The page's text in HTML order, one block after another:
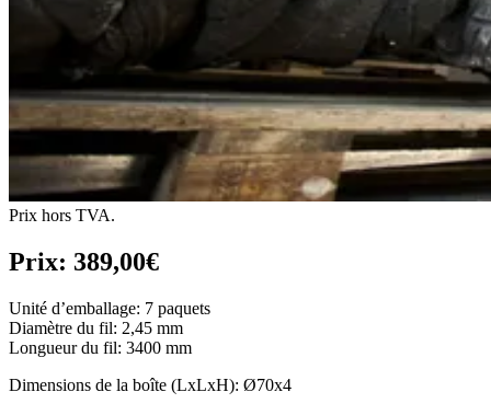
Prix hors TVA.
Prix: 389,00€
Unité d’emballage: 7 paquets
Diamètre du fil: 2,45 mm
Longueur du fil: 3400 mm
Dimensions de la boîte (LxLxH): Ø70x4